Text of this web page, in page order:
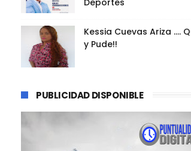
Deportes
Kessia Cuevas Ariza ....
y Pude!!
PUBLICIDAD DISPONIBLE